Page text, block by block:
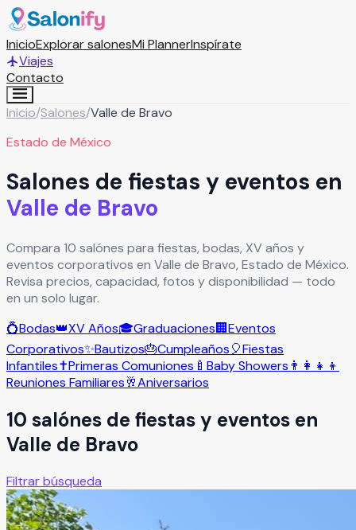
InicioExplorar salonesMi PlannerInspírate
Viajes
Contacto
Inicio/Salones/Valle de Bravo
Estado de México
Salones de fiestas y eventos en
Valle de Bravo
Compara 10 salónes para fiestas, bodas, XV años y
eventos corporativos en Valle de Bravo, Estado de México.
Revisa precios, capacidad, fotos y disponibilidad — todo
en un solo lugar.
💍Bodas👑XV Años🎓Graduaciones🏢Eventos
Corporativos✨Bautizos🎂Cumpleaños🎈Fiestas
Infantiles✝️Primeras Comuniones 🍼 Baby Showers 👨‍👩‍👧‍👦
Reuniones Familiares🥂Aniversarios
10 salónes de fiestas y eventos en
Valle de Bravo
Filtrar búsqueda